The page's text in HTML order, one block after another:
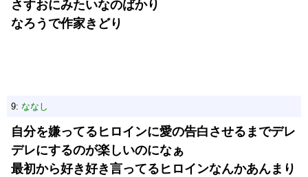
さすおにみたいなのばかり
なろうで作家きどり
9: ななし
自分を嫌ってるヒロインに愛の告白させるまでデレ
デレにするのが楽しいのになぁ
最初から好き好き言ってるヒロインなんかあんまり